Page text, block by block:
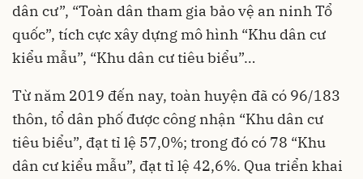
dân cư”, “Toàn dân tham gia bảo vệ an ninh Tổ
quốc”, tích cực xây dựng mô hình “Khu dân cư
kiểu mẫu”, “Khu dân cư tiêu biểu”…
Từ năm 2019 đến nay, toàn huyện đã có 96/183
thôn, tổ dân phố được công nhận “Khu dân cư
tiêu biểu”, đạt tỉ lệ 57,0%; trong đó có 78 “Khu
dân cư kiểu mẫu”, đạt tỉ lệ 42,6%. Qua triển khai